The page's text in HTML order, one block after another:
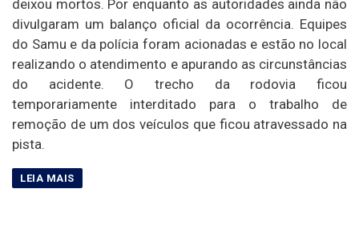
deixou mortos. Por enquanto as autoridades ainda não
divulgaram um balanço oficial da ocorrência. Equipes
do Samu e da polícia foram acionadas e estão no local
realizando o atendimento e apurando as circunstâncias
do acidente. O trecho da rodovia ficou
temporariamente interditado para o trabalho de
remoção de um dos veículos que ficou atravessado na
pista.